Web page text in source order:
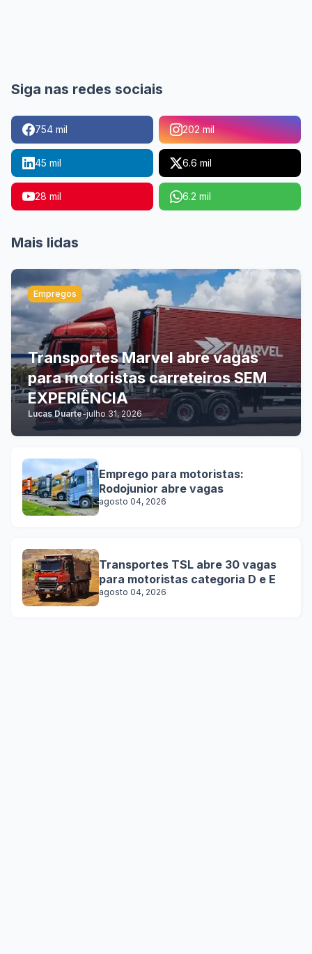
Siga nas redes sociais
754 mil 202 mil
45 mil 6.6 mil
28 mil 6.2 mil
Mais lidas
Empregos
Transportes Marvel abre vagas
para motoristas carreteiros SEM
EXPERIÊNCIA
Lucas Duarte-julho 31, 2026
Emprego para motoristas:
Rodojunior abre vagas
agosto 04, 2026
Transportes TSL abre 30 vagas
para motoristas categoria D e E
agosto 04, 2026